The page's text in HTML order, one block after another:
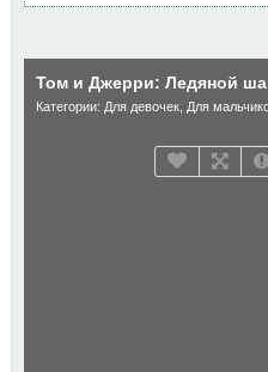
Том и Джерри: Ледяной
Категории: Для девочек Для